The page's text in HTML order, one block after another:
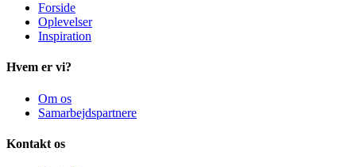
Forside
Oplevelser
Inspiration
Hvem er vi?
Om os
Samarbejdspartnere
Kontakt os